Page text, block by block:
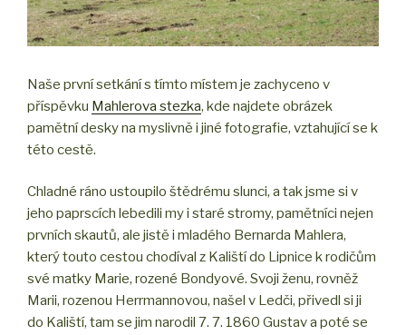
Naše první setkání s tímto místem je zachyceno v
příspěvku Mahlerova stezka, kde najdete obrázek
pamětní desky na myslivně i jiné fotografie, vztahující se k
této cestě.
Chladné ráno ustoupilo štědrému slunci, a tak jsme si v
jeho paprscích lebedili my i staré stromy, pamětníci nejen
prvních skautů, ale jistě i mladého Bernarda Mahlera,
který touto cestou chodíval z Kaliští do Lipnice k rodičům
své matky Marie, rozené Bondyové. Svoji ženu, rovněž
Marii, rozenou Herrmannovou, našel v Ledči, přivedl si ji
do Kaliští, tam se jim narodil 7. 7. 1860 Gustav a poté se